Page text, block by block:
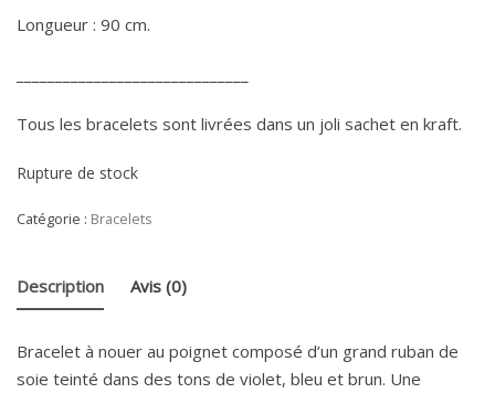
Longueur : 90 cm.
Tous les bracelets sont livrées dans un joli sachet en kraft.
Rupture de stock
Catégorie : Bracelets
Description Avis (0)
Bracelet à nouer au poignet composé d’un grand ruban de
soie teinté dans des tons de violet, bleu et brun. Une